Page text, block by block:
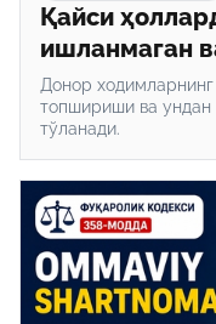
Қайси
ишланмаган
Донор
топшириши ва ундан
тўланади.